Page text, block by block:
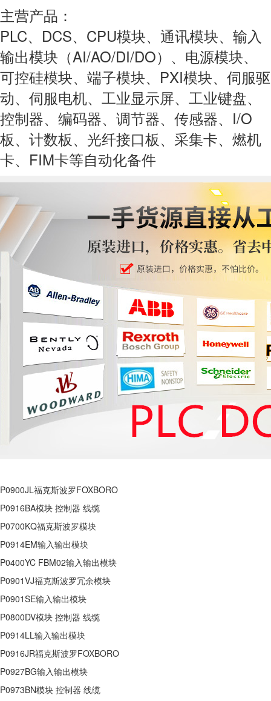
主营产品：
PLC、DCS、CPU模块、通讯模块、输入
输出模块（AI/AO/DI/DO）、电源模块、
可控硅模块、端子模块、PXI模块、伺服驱
动、伺服电机、工业显示屏、工业键盘、
控制器、编码器、调节器、传感器、I/O
板、计数板、光纤接口板、采集卡、燃机
卡、FIM卡等自动化备件
P0900JL福克斯波罗FOXBORO
P0916BA模块 控制器 线缆
P0700KQ福克斯波罗模块
P0914EM输入输出模块
P0400YC FBM02输入输出模块
P0901VJ福克斯波罗冗余模块
P0901SE输入输出模块
P0800DV模块 控制器 线缆
P0914LL输入输出模块
P0916JR福克斯波罗FOXBORO
P0927BG输入输出模块
P0973BN模块 控制器 线缆